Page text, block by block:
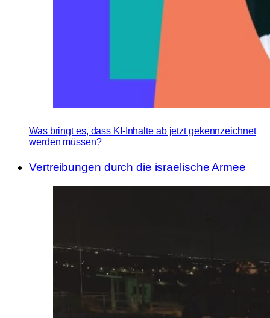
Was bringt es, dass KI-Inhalte ab jetzt gekennzeichnet
werden müssen?
Vertreibungen durch die israelische Armee